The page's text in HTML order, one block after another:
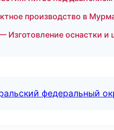
производство в
Изготовление оснастки и
федеральный